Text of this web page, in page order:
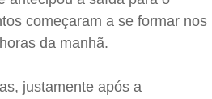
começaram a se formar nos
da manhã.
justamente após a